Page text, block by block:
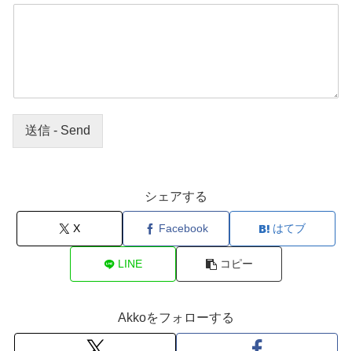
送信 - Send
シェアする
X Facebook はてブ
LINE コピー
Akkoをフォローする